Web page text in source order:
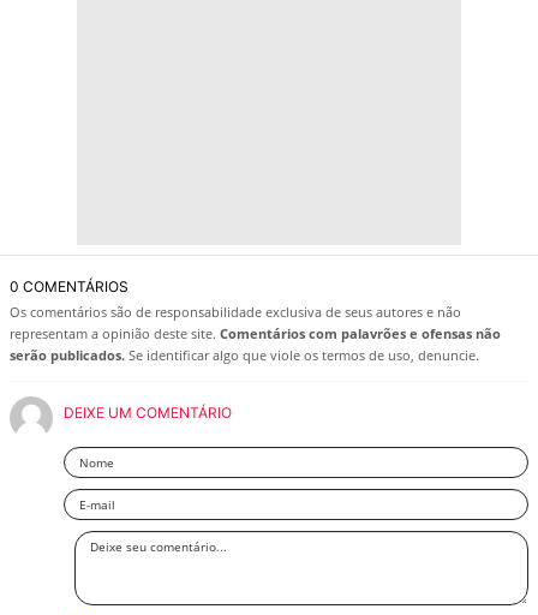
0 COMENTÁRIOS
Os comentários são de responsabilidade exclusiva de seus autores e não
representam a opinião deste site. Comentários com palavrões e ofensas não
serão publicados. Se identificar algo que viole os termos de uso, denuncie.
DEIXE UM COMENTÁRIO
Nome
Email
Deixe